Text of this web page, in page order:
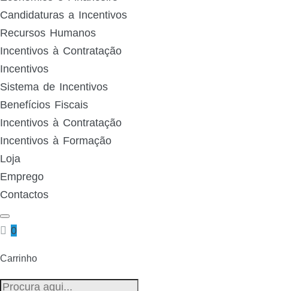
Candidaturas a Incentivos
Recursos Humanos
Incentivos à Contratação
Incentivos
Sistema de Incentivos
Benefícios Fiscais
Incentivos à Contratação
Incentivos à Formação
Loja
Emprego
Contactos
0
Carrinho
Pesquisa